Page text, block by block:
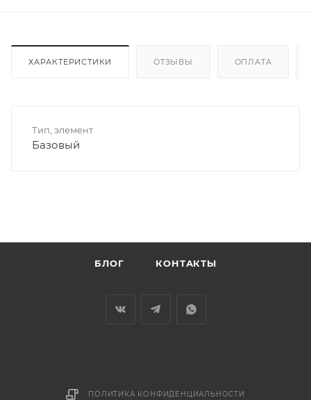
ХАРАКТЕРИСТИКИ ОТЗЫВЫ ОПЛАТА
Тип, элемент
Базовый
БЛОГ КОНТАКТЫ
ПОЛИТИКА КОНФИДЕНЦИАЛЬНОСТИ